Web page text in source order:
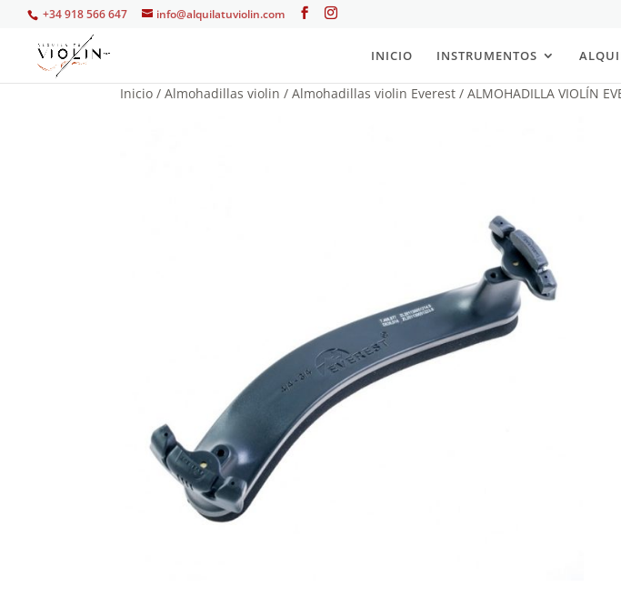
+34 918 566 647 info@alquilatuviolin.com
INICIO INSTRUMENTOS
Inicio / Almohadillas violin / Almohadillas violin Everest / ALMOHADILLA VIOLÍN